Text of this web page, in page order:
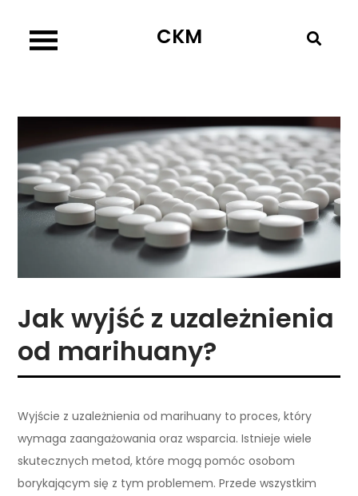
content
CKM
Jak wyjść z uzależnienia
od marihuany?
Wyjście z uzależnienia od marihuany to proces, który
wymaga zaangażowania oraz wsparcia. Istnieje wiele
skutecznych metod, które mogą pomóc osobom
borykającym się z tym problemem. Przede wszystkim